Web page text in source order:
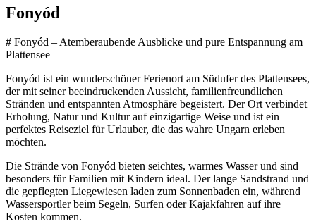
Fonyód
# Fonyód – Atemberaubende Ausblicke und pure Entspannung am
Plattensee
Fonyód ist ein wunderschöner Ferienort am Südufer des Plattensees,
der mit seiner beeindruckenden Aussicht, familienfreundlichen
Stränden und entspannten Atmosphäre begeistert. Der Ort verbindet
Erholung, Natur und Kultur auf einzigartige Weise und ist ein
perfektes Reiseziel für Urlauber, die das wahre Ungarn erleben
möchten.
Die Strände von Fonyód bieten seichtes, warmes Wasser und sind
besonders für Familien mit Kindern ideal. Der lange Sandstrand und
die gepflegten Liegewiesen laden zum Sonnenbaden ein, während
Wassersportler beim Segeln, Surfen oder Kajakfahren auf ihre
Kosten kommen.